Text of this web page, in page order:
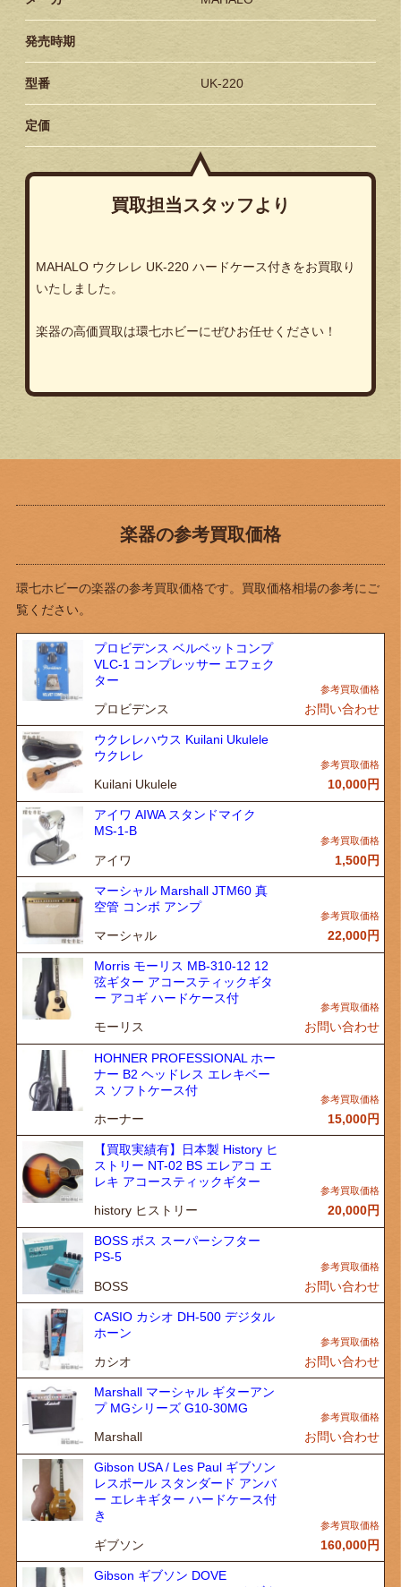
発売時期
型番 UK-220
定価
買取担当スタッフより
MAHALO ウクレレ UK-220 ハードケース付きをお買取り
いたしました。
楽器の高価買取は環七ホビーにぜひお任せください！
楽器の参考買取価格
環七ホビーの楽器の参考買取価格です。買取価格相場の参考にご
覧ください。
プロビデンス ベルベットコンプ
VLC-1 コンプレッサー エフェク
ター
プロビデンス お問い合わせ
ウクレレハウス Kuilani Ukulele
ウクレレ
Kuilani Ukulele 10,000円
アイワ AIWA スタンドマイク
MS-1-B
アイワ 1,500円
マーシャル Marshall JTM60 真
空管 コンボ アンプ
マーシャル 22,000円
Morris モーリス MB-310-12 12
弦ギター アコースティックギタ
ー アコギ ハードケース付
モーリス お問い合わせ
HOHNER PROFESSIONAL ホー
ナー B2 ヘッドレス エレキベー
ス ソフトケース付
ホーナー 15,000円
【買取実績有】日本製 History ヒ
ストリー NT-02 BS エレアコ エ
レキ アコースティックギター
history ヒストリー 20,000円
BOSS ボス スーパーシフター
PS-5
BOSS お問い合わせ
CASIO カシオ DH-500 デジタル
ホーン
カシオ お問い合わせ
Marshall マーシャル ギターアン
プ MGシリーズ G10-30MG
Marshall お問い合わせ
Gibson USA / Les Paul ギブソン
レスポール スタンダード アンバ
ー エレキギター ハードケース付
き
ギブソン 160,000円
Gibson ギブソン DOVE